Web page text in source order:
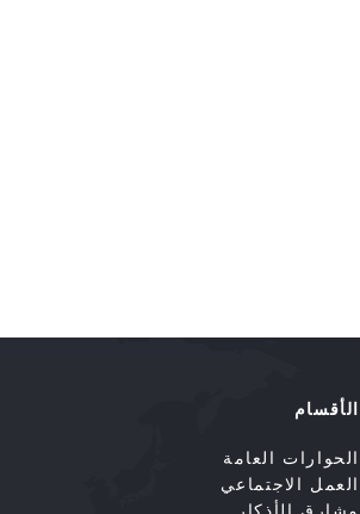
الأقسام
الحوارات العامة
العمل الاجتماعي
مشارق الأذكار